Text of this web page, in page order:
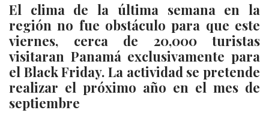
El clima de la última semana en la
región no fue obstáculo para que este
viernes, cerca de 20,000 turistas
visitaran Panamá exclusivamente para
el Black Friday. La actividad se pretende
realizar el próximo año en el mes de
septiembre